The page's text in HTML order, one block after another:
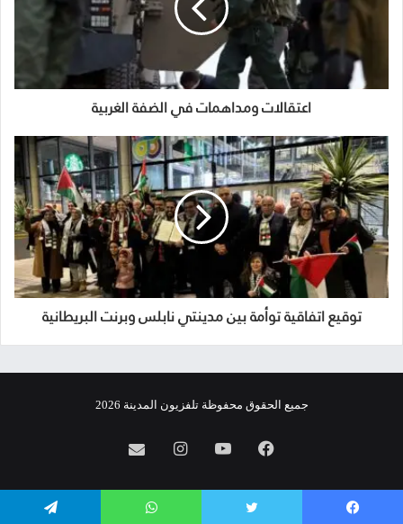
اعتقالات ومداهمات في الضفة الغربية
توقيع اتفاقية توأمة بين مدينتي نابلس وبرنت البريطانية
جميع الحقوق محفوظة تلفزيون المدينة 2026
فيسبوكيوتيوبانستقرامinfo@almadina.tv